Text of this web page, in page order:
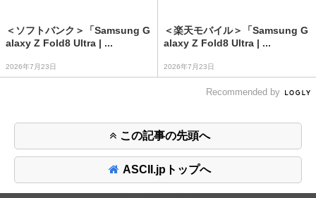
＜ソフトバンク＞「Samsung G
alaxy Z Fold8 Ultra | ...
2026年7月23日
＜楽天モバイル＞「Samsung G
alaxy Z Fold8 Ultra | ...
2026年7月23日
Recommended by
この記事の先頭へ
ASCII.jpトップへ